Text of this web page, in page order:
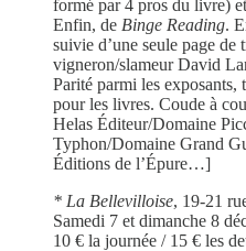
formé par 4 pros du livre)
Enfin, de Binge Reading.
suivie d’une seule page de
vigneron/slameur David
Parité parmi les
pour les livres. Coude à
Helas Éditeur/Domaine
Typhon/Domaine Grand
Éditions de l’Épure…]
* La Bellevilloise, 19-21
Samedi 7 et dimanche 8
10 € la journée / 15 € les